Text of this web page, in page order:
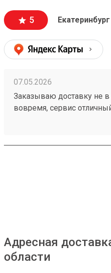
сохранности , и
, выгрузке 🙌🏻 Заказ
5 Екатеринбург
07.05.2026
Заказываю доставку не
вовремя, сервис
Адресная
области